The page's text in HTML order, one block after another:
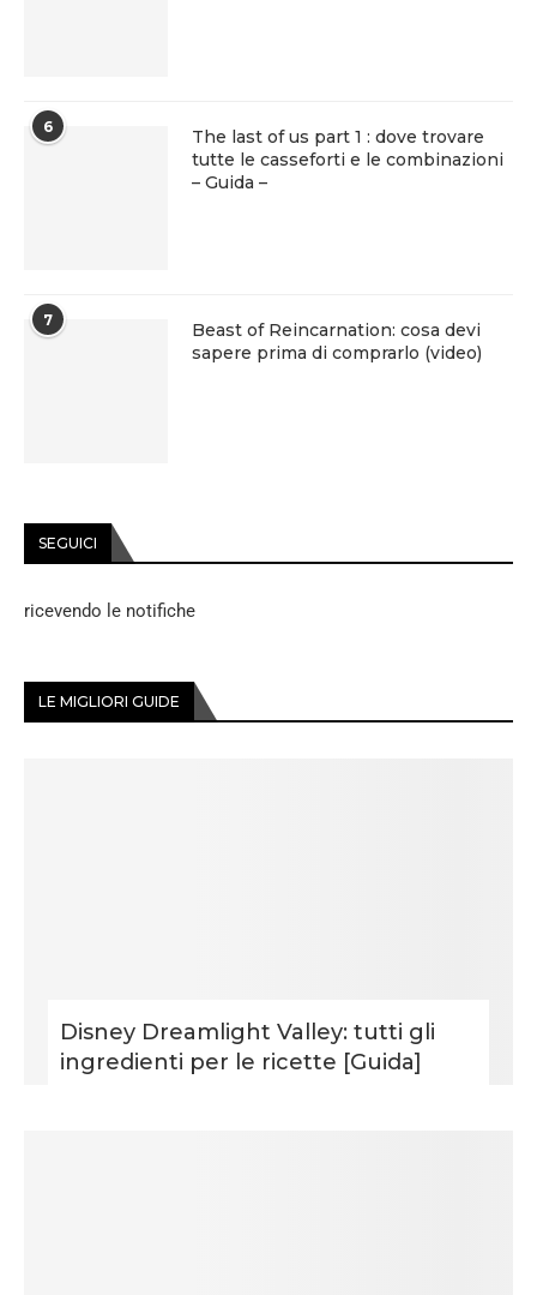
6
The last of us part 1 : dove trovare
tutte le casseforti e le combinazioni
– Guida –
7
Beast of Reincarnation: cosa devi
sapere prima di comprarlo (video)
SEGUICI
ricevendo le notifiche
LE MIGLIORI GUIDE
Disney Dreamlight Valley: tutti gli
ingredienti per le ricette [Guida]